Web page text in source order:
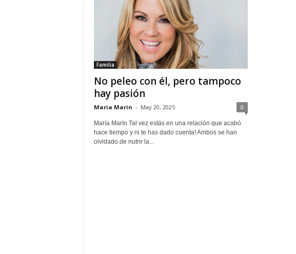
Familia
No peleo con él, pero tampoco
hay pasión
Maria Marin - May 20, 2025 0
María Marín Tal vez estás en una relación que acabó
hace tiempo y ni te has dado cuenta! Ambos se han
olvidado de nutrir la...